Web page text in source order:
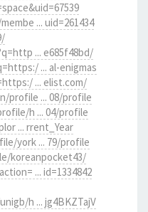
... uid=261434
... e685f48bd/
... al-enigmas
... elist.com/
profile ... 08/profile
h ... 04/profile
... rrent_Year
york ... 79/profile
koreanpocket43/
... id=1334842
h ... jg4BKZTajV